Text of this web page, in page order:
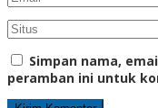
Simpan nama,
peramban ini untuk